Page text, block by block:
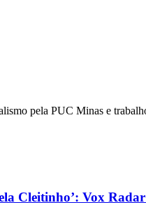
pela PUC Minas e
Cleitinho’: Vox